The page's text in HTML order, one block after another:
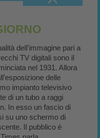
dell’immagine pari a
TV digitali sono il
nel 1931. Allora
delle
impianto televisivo
di un tubo a raggi
In esso un fascio di
su uno schermo di
Il pubblico è